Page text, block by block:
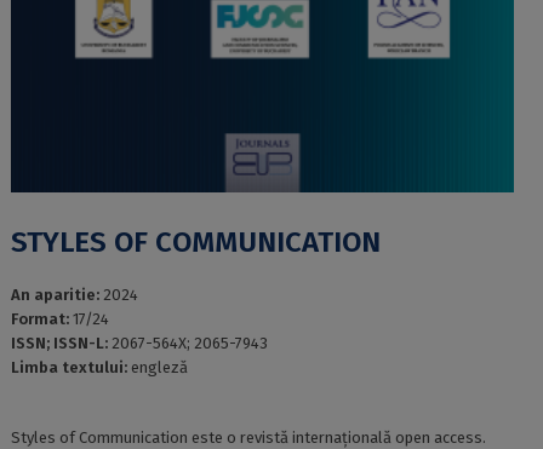
STYLES OF COMMUNICATION
An aparitie: 2024
Format: 17/24
ISSN; ISSN-L: 2067-564X; 2065-7943
Limba textului: engleză
Styles of Communication este o revistă internațională open access.